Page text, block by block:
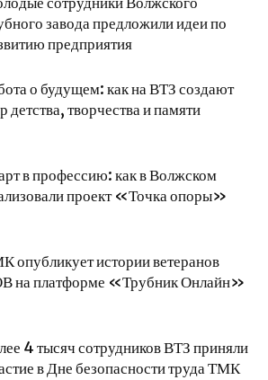
завода предложили идеи по
предприятия
о будущем: как на ВТЗ создают
детства, творчества и памяти
в профессию: как в Волжском
проект «Точка опоры»
опубликует истории ветеранов
на платформе «Трубник Онлайн»
4 тысяч сотрудников ВТЗ приняли
в Дне безопасности труда ТМК